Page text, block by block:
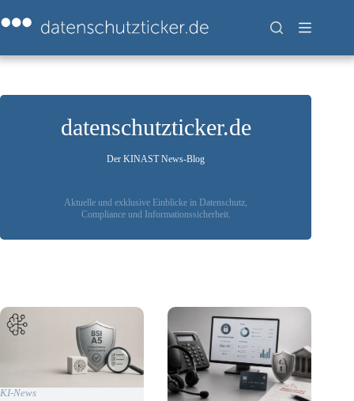
Inhalt
springen
datenschutzticker.de
Der KINAST News-Blog
Aktuelle und exklusive Einblicke in Datenschutz,
Compliance und Informationssicherheit.
KI-News